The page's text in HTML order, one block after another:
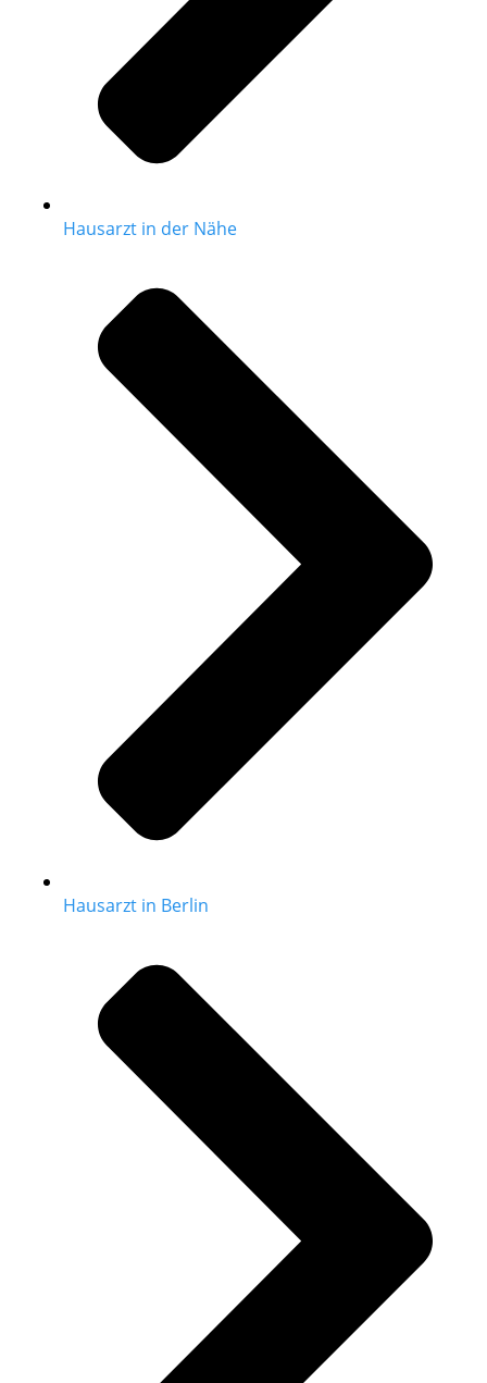
Hausarzt in der Nähe
Hausarzt in Berlin